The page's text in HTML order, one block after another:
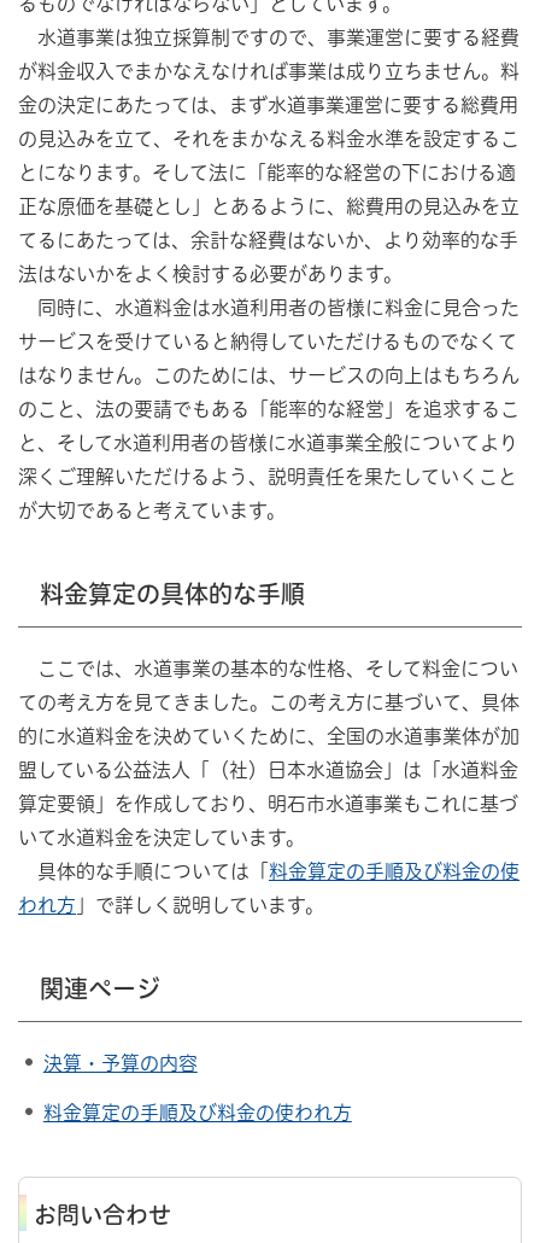
水道事業は独立採算制ですので、事業運営に要する経費
が料金収入でまかなえなければ事業は成り立ちません。料
金の決定にあたっては、まず水道事業運営に要する総費用
の見込みを立て、それをまかなえる料金水準を設定するこ
とになります。そして法に「能率的な経営の下における適
正な原価を基礎とし」とあるように、総費用の見込みを立
てるにあたっては、余計な経費はないか、より効率的な手
法はないかをよく検討する必要があります。
同時に、水道料金は水道利用者の皆様に料金に見合った
サービスを受けていると納得していただけるものでなくて
はなりません。このためには、サービスの向上はもちろん
のこと、法の要請でもある「能率的な経営」を追求するこ
と、そして水道利用者の皆様に水道事業全般についてより
深くご理解いただけるよう、説明責任を果たしていくこと
が大切であると考えています。
料金算定の具体的な手順
ここでは、水道事業の基本的な性格、そして料金につい
ての考え方を見てきました。この考え方に基づいて、具体
的に水道料金を決めていくために、全国の水道事業体が加
盟している公益法人「（社）日本水道協会」は「水道料金
算定要領」を作成しており、明石市水道事業もこれに基づ
いて水道料金を決定しています。
具体的な手順については「 料金算定の手順及び料金の使
われ方 」で詳しく説明しています。
関連ページ
決算・予算の内容
料金算定の手順及び料金の使われ方
お問い合わせ